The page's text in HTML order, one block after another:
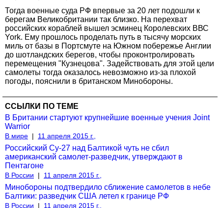
Тогда военные суда РФ впервые за 20 лет подошли к
берегам Великобритании так близко. На перехват
российских кораблей вышел эсминец Королевских ВВС
York. Ему прошлось проделать путь в тысячу морских
миль от базы в Портсмуте на Южном побережье Англии
до шотландских берегов, чтобы проконтролировать
перемещения "Кузнецова". Задействовать для этой цели
самолеты тогда оказалось невозможно из-за плохой
погоды, пояснили в британском Минобороны.
ССЫЛКИ ПО ТЕМЕ
В Британии стартуют крупнейшие военные учения Joint
Warrior
В мире | 11 апреля 2015 г.,
Российский Су-27 над Балтикой чуть не сбил
американский самолет-разведчик, утверждают в
Пентагоне
В России | 11 апреля 2015 г.,
Минобороны подтвердило сближение самолетов в небе
Балтики: разведчик США летел к границе РФ
В России | 11 апреля 2015 г.,